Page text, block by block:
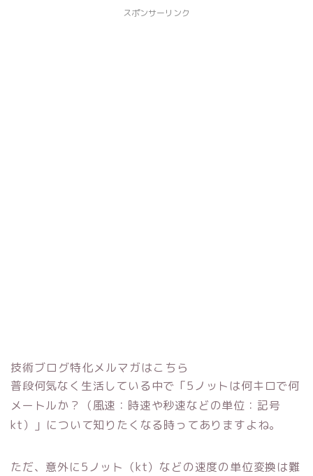
スポンサーリンク
技術ブログ特化メルマガはこちら
普段何気なく生活している中で「5ノットは何キロで何
メートルか？（風速：時速や秒速などの単位：記号
kt）」について知りたくなる時ってありますよね。
ただ、意外に5ノット（kt）などの速度の単位変換は難